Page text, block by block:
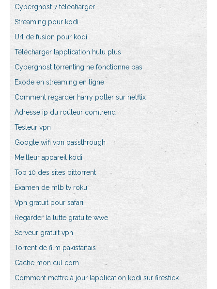
Cyberghost 7 télécharger
Streaming pour kodi
Url de fusion pour kodi
Télécharger lapplication hulu plus
Cyberghost torrenting ne fonctionne pas
Exode en streaming en ligne
Comment regarder harry potter sur netflix
Adresse ip du routeur comtrend
Testeur vpn
Google wifi vpn passthrough
Meilleur appareil kodi
Top 10 des sites bittorrent
Examen de mlb tv roku
Vpn gratuit pour safari
Regarder la lutte gratuite wwe
Serveur gratuit vpn
Torrent de film pakistanais
Cache mon cul com
Comment mettre à jour lapplication kodi sur firestick